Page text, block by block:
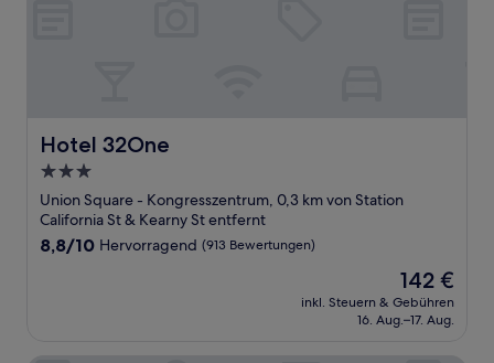
Hotel 32One
Hotel 32One
3.0-
Sterne-
Unterkunft
Union Square - Kongresszentrum, 0,3 km von Station
California St & Kearny St entfernt
8.8
8,8/10 Hervorragend (913 Bewertungen)
Der
Preis
beträgt
142 €
inkl. Steuern & Gebühren
16. Aug.–17. Aug.